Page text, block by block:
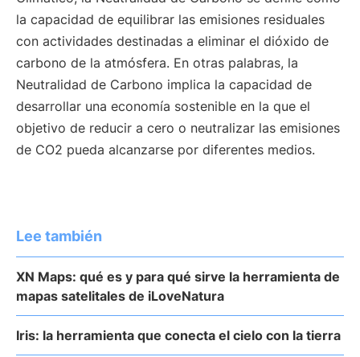
la capacidad de equilibrar las emisiones residuales
con actividades destinadas a eliminar el dióxido de
carbono de la atmósfera. En otras palabras, la
Neutralidad de Carbono implica la capacidad de
desarrollar una economía sostenible en la que el
objetivo de reducir a cero o neutralizar las emisiones
de CO2 pueda alcanzarse por diferentes medios.
Lee también
XN Maps: qué es y para qué sirve la herramienta de
mapas satelitales de iLoveNatura
Iris: la herramienta que conecta el cielo con la tierra